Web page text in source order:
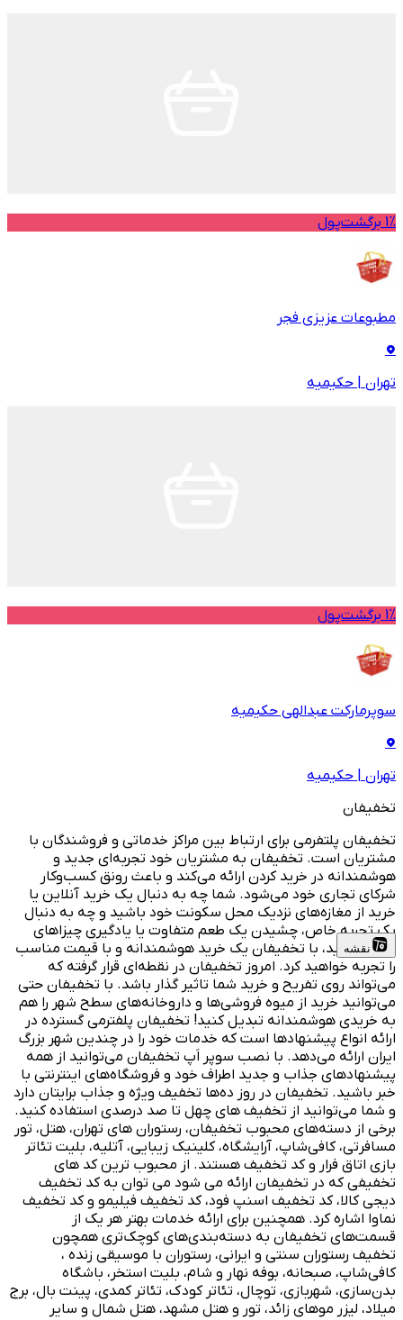
1% برگشت‌پول
مطبوعات عزیزی فجر
تهران | حکیمیه
1% برگشت‌پول
سوپرمارکت عبدالهی حکیمیه
تهران | حکیمیه
تخفیفان
تخفیفان پلتفرمی برای ارتباط بین مراکز خدماتی و فروشندگان با
مشتریان است. تخفیفان به مشتریان خود تجربه‌ای جدید و
هوشمندانه در خرید کردن ارائه می‌کند و باعث رونق کسب‌وکار
شرکای تجاری خود می‌شود. شما چه به دنبال یک خرید آنلاین یا
خرید از مغازه‌های نزدیک محل سکونت خود باشید و چه به دنبال
یک تجربه خاص، چشیدن یک طعم متفاوت یا یادگیری چیزاهای
جدید باشید، با تخفیفان یک خرید هوشمندانه و با قیمت مناسب
را تجربه خواهید کرد. امروز تخفیفان در نقطه‌ای قرار گرفته که
می‌تواند روی تفریح و خرید شما تاثیر گذار باشد. با تخفیفان حتی
می‌توانید خرید از میوه فروشی‌ها و داروخانه‌های سطح شهر را هم
به خریدی هوشمندانه تبدیل کنید! تخفیفان پلفترمی گسترده در
ارائه انواع پیشنهادها است که خدمات خود را در چندین شهر بزرگ
ایران ارائه می‌دهد. با نصب سوپر اَپ تخفیفان می‌توانید از همه
پیشنهادهای جذاب و جدید اطراف خود و فروشگاه‌های اینترنتی با
خبر باشید. تخفیفان در روز ده‌ها تخفیف ویژه و جذاب برایتان دارد
و شما می‌توانید از تخفیف های چهل تا صد درصدی استفاده کنید.
برخی از دسته‌های محبوب تخفیفان، رستوران های تهران، هتل، تور
مسافرتی، کافی‌شاپ، آرایشگاه، کلینیک زیبایی، آتلیه، بلیت تئاتر
بازی اتاق فرار و کد تخفیف هستند. از محبوب ترین کد های
تخفیفی که در تخفیفان ارائه می شود می توان به کد تخفیف
دیجی کالا، کد تخفیف اسنپ فود، کد تخفیف فیلیمو و کد تخفیف
نماوا اشاره کرد. همچنین برای ارائه خدمات بهتر هر یک از
قسمت‌های تخفیفان به دسته‌بندی‌های کوچک‌تری همچون
تخفیف رستوران سنتی و ایرانی، رستوران با موسیقی زنده ،
کافی‌شاپ، صبحانه، بوفه نهار و شام، بلیت استخر، باشگاه
بدن‌سازی، شهربازی، توچال، تئاتر کودک، تئاتر کمدی، پینت بال، برج
میلاد، لیزر موهای زائد، تور و هتل مشهد، هتل شمال و سایر
نقشه